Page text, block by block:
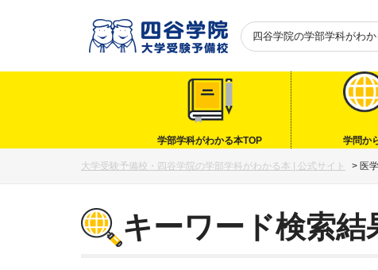
四谷学院の学部学科がわ
学部学科がわかる本TOP 学問か
大学受験予備校・四谷学院の学部学科がわかる本 | 公式サイト > 医
キーワード検索結